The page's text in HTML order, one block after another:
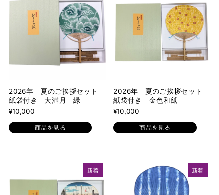
2026年 夏のご挨拶セット
紙袋付き 大満月 緑
¥10,000
商品を見る
2026年 夏のご挨拶セット
紙袋付き 金色和紙
¥10,000
商品を見る
新着 新着